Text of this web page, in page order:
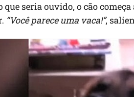
que seria ouvido, o cão
“Você parece uma vaca!”,